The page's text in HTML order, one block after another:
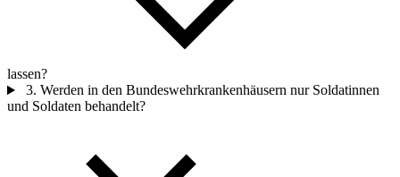
lassen?
3. Werden in den Bundeswehrkrankenhäusern nur Soldatinnen
und Soldaten behandelt?